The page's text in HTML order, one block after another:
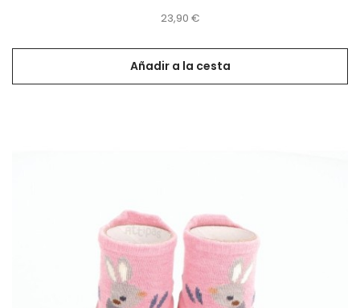
Precio
23,90 €
Añadir a la cesta